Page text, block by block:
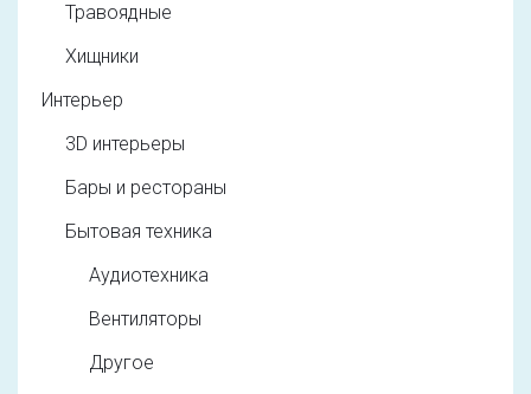
Травоядные
Хищники
Интерьер
3D интерьеры
Бары и рестораны
Бытовая техника
Аудиотехника
Вентиляторы
Другое